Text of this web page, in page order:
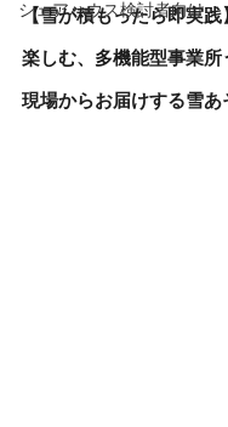
シェアハウス検討者向け
【雪が積もったら即実践
楽しむ、多機能型事業所
現場からお届けする雪あ